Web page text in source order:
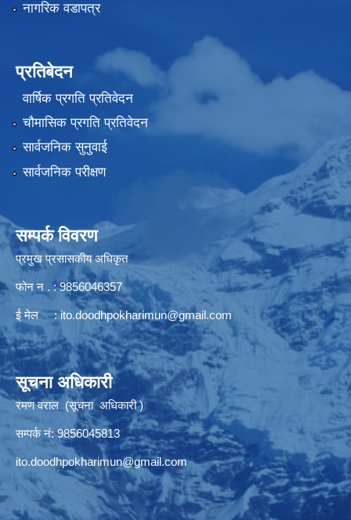
नागरिक वडापत्र
प्रतिबेदन
वार्षिक प्रगति प्रतिवेदन
चौमासिक प्रगति प्रतिवेदन
सार्वजनिक सुनुवाई
सार्वजनिक परीक्षण
सम्पर्क विवरण
प्रमुख प्रसासकीय अधिकृत
फोन न . : 9856046357
ई मेल :ito.doodhpokharimun@gmail.com
सूचना अधिकारी
रमण वराल (सूचना अधिकारी )
सम्पर्क नं: 9856045813
ito.doodhpokharimun@gmail.com